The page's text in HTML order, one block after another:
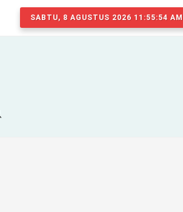
SABTU, 8 AGUSTUS 2026 11:55:54 AM